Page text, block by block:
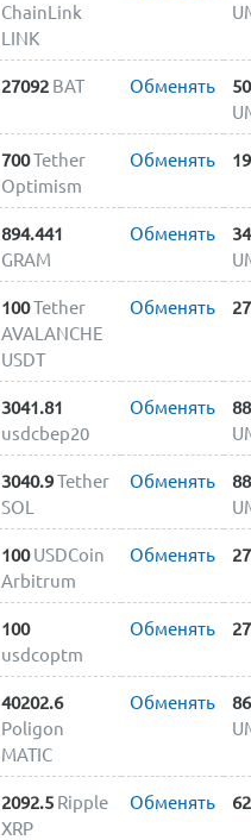
ChainLink
LINK
27092 BAT Обменять
700Tether
Optimism
Обменять
894.441
GRAM
Обменять
100Tether
AVALANCHE
USDT
Обменять
3041.81
usdcbep20
Обменять
3040.9Tether
SOL
Обменять
100 USDCoin
Arbitrum
Обменять
100
usdcoptm
Обменять
40202.6
Poligon
MATIC
Обменять
2092.5 Ripple
XRP
Обменять